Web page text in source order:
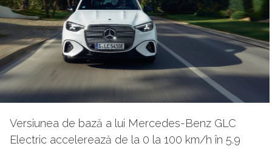
Versiunea de bază a lui Mercedes-Benz GLC
Electric accelerează de la 0 la 100 km/h în 5.9